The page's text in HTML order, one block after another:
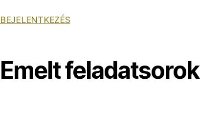
BEJELENTKEZÉS
Emelt feladatsorok